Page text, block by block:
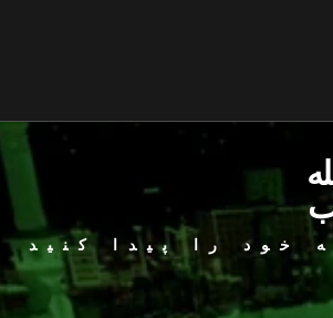
خود را پیدا کنید